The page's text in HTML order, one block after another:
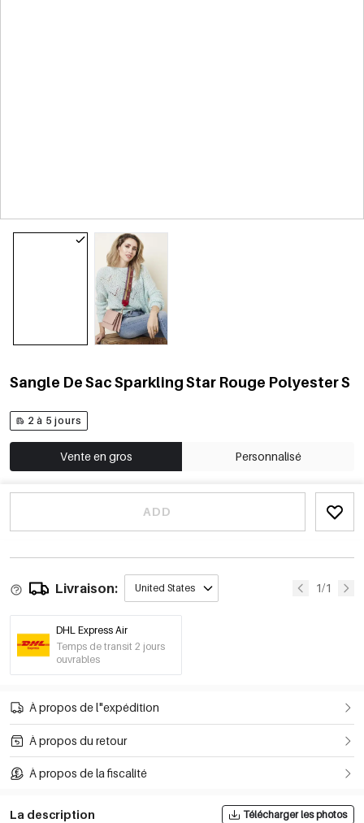
Sangle De Sac Sparkling Star Rouge Polyester S
2 à 5 jours
Vente en gros Personnalisé
ADD
Livraison: United States 1/1
DHL Express Air
Temps de transit 2 jours
ouvrables
À propos de l"expédition
À propos du retour
À propos de la fiscalité
La description Télécharger les photos